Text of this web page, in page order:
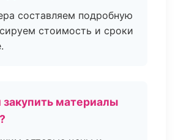
составляем подробную
стоимость и сроки
материалы